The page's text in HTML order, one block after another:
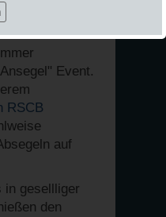
springen
freuen
Event.
RSCB
auf
in gesellliger
den